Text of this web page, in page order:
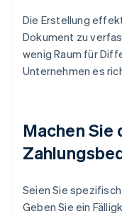
Die Erstellung
Dokument zu
wenig Raum für
Unternehmen es
Machen Sie
Seien Sie
Geben Sie ein